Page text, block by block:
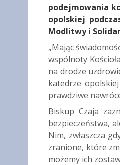
podejmowania
opolskiej
Modlitwy i
„Mając
wspólnoty
na drodze
katedrze
prawdziwe
Biskup Czaja
bezpieczeństwa,
Nim, zwłaszcza
zranione, które
możemy ich